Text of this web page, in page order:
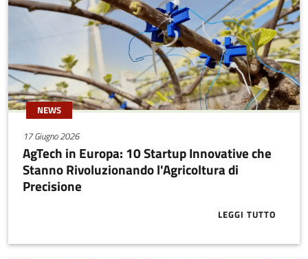
NEWS
17 Giugno 2026
AgTech in Europa: 10 Startup Innovative che
Stanno Rivoluzionando l'Agricoltura di
Precisione
LEGGI TUTTO
ABOUT